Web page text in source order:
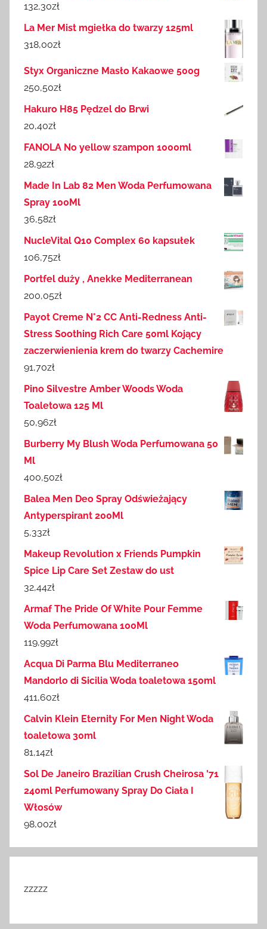
132,30zł
La Mer Mist mgiełka do twarzy 125ml
318,00zł
Styx Organiczne Masło Kakaowe 500g
250,50zł
Hakuro H85 Pędzel do Brwi
20,40zł
FANOLA No yellow szampon 1000ml
28,92zł
Made In Lab 82 Men Woda Perfumowana
Spray 100Ml
36,58zł
NucleVital Q10 Complex 60 kapsułek
106,75zł
Portfel duży , Anekke Mediterranean
200,05zł
Payot Creme N°2 CC Anti-Redness Anti-
Stress Soothing Rich Care 50ml Kojący
zaczerwienienia krem do twarzy Cachemire
91,70zł
Pino Silvestre Amber Woods Woda
Toaletowa 125 Ml
50,96zł
Burberry My Blush Woda Perfumowana 50
Ml
400,50zł
Balea Men Deo Spray Odświeżający
Antyperspirant 200Ml
5,33zł
Makeup Revolution x Friends Pumpkin
Spice Lip Care Set Zestaw do ust
32,44zł
Armaf The Pride Of White Pour Femme
Woda Perfumowana 100Ml
119,99zł
Acqua Di Parma Blu Mediterraneo
Mandorlo di Sicilia Woda toaletowa 150ml
411,60zł
Calvin Klein Eternity For Men Night Woda
toaletowa 30ml
81,14zł
Sol De Janeiro Brazilian Crush Cheirosa '71
240ml Perfumowany Spray Do Ciała I
Włosów
98,00zł
zzzzz